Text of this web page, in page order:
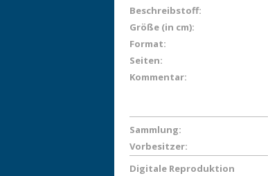
Beschreibstoff:
Größe (in cm):
Format:
Seiten:
Kommentar:
Sammlung:
Vorbesitzer:
Digitale Reproduktion